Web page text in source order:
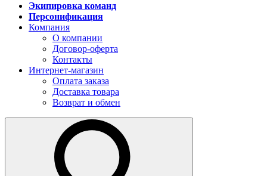
Экипировка команд
Персонификация
Компания
О компании
Договор-оферта
Контакты
Интернет-магазин
Оплата заказа
Доставка товара
Возврат и обмен